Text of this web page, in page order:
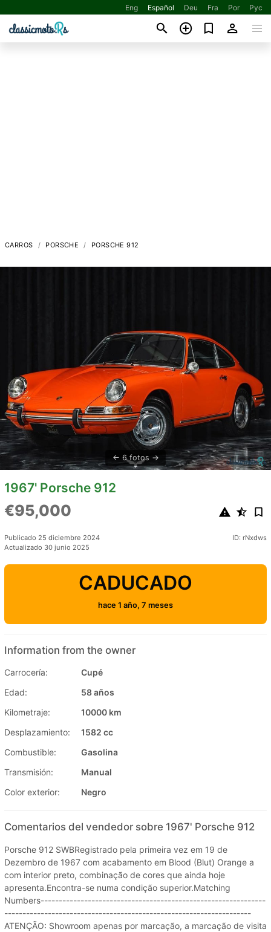
Eng Español Deu Fra Por Рус
CARROS PORSCHE PORSCHE 912
6 fotos
1967' Porsche 912
€95,000
Publicado 25 diciembre 2024
Actualizado 30 junio 2025
ID: rNxdws
CADUCADO
hace 1 año, 7 meses
Information from the owner
Carrocería:
Cupé
Edad:
58 años
Kilometraje:
10000 km
Desplazamiento:
1582 cc
Combustible:
Gasolina
Transmisión:
Manual
Color exterior:
Negro
Comentarios del vendedor sobre 1967' Porsche 912
Porsche 912 SWBRegistrado pela primeira vez em 19 de
Dezembro de 1967 com acabamento em Blood (Blut) Orange a
com interior preto, combinação de cores que ainda hoje
apresenta.Encontra-se numa condição superior.Matching
Numbers--------------------------------------------------------------
--------------------------------------------------------------------
ATENÇÃO: Showroom apenas por marcação, a marcação de visita